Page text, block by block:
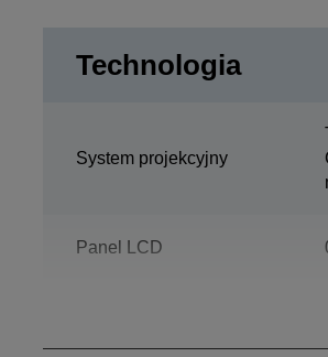
Technologia
System projekcyjny
Panel LCD